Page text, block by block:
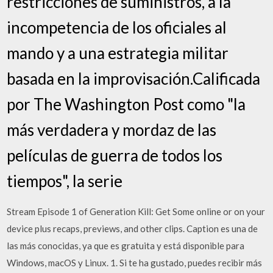
incompetencia de los oficiales al
mando y a una estrategia militar
basada en la improvisación.Calificada
por The Washington Post como "la
más verdadera y mordaz de las
películas de guerra de todos los
tiempos", la serie
Stream Episode 1 of Generation Kill: Get Some online or on your
device plus recaps, previews, and other clips. Caption es una de
las más conocidas, ya que es gratuita y está disponible para
Windows, macOS y Linux. 1. Si te ha gustado, puedes recibir más